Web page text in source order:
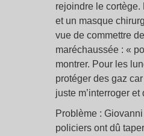
rejoindre le
et un masque
vue de commettre
maréchaussée : «
montrer. Pour les
protéger des gaz
juste m’interroger
Problème :
policiers ont dû